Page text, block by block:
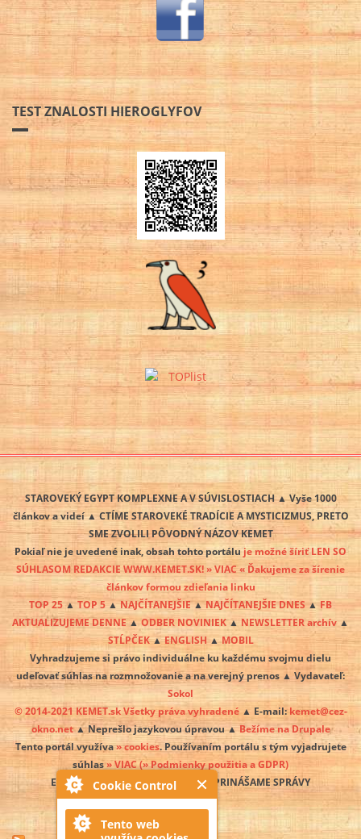
Cookie Control
Tento web
TEST ZNALOSTI HIEROGLYFOV
STAROVEKÝ EGYPT KOMPLEXNE A V SÚVISLOSTIACH ▲ Vyše 1000
článkov a videí ▲ CTÍME STAROVEKÉ TRADÍCIE A MYSTICIZMUS, PRETO
SME ZVOLILI PÔVODNÝ NÁZOV KEMET
Pokiaľ nie je uvedené inak, obsah tohto portálu je možné šíriť LEN SO
SÚHLASOM REDAKCIE WWW.KEMET.SK! » VIAC « Ďakujeme za šírenie
článkov formou zdieľania linku
TOP 25 ▲ TOP 5▲NAJČÍTANEJŠIE▲NAJČÍTANEJŠIE DNES ▲FB
AKTUALIZUJEME DENNE▲ODBER NOVINIEK▲ NEWSLETTER archív ▲
STĹPČEK▲ENGLISH▲MOBIL
Vyhradzujeme si právo individuálne ku každému svojmu dielu
udeľovať súhlas na rozmnožovanie a na verejný prenos ▲ Vydavateľ:
Sokol
© 2014-2021 KEMET.sk Všetky práva vyhradené▲ E-mail: kemet@cez-
okno.net▲ Neprešlo jazykovou úpravou ▲ Bežíme na Drupale
Tento portál využíva» cookies. Používaním portálu s tým vyjadrujete
súhlas» VIAC(» Podmienky použitia a GDPR)
EGYPT SA PREBÚDZA A MY O TOM PRINÁŠAME SPRÁVY